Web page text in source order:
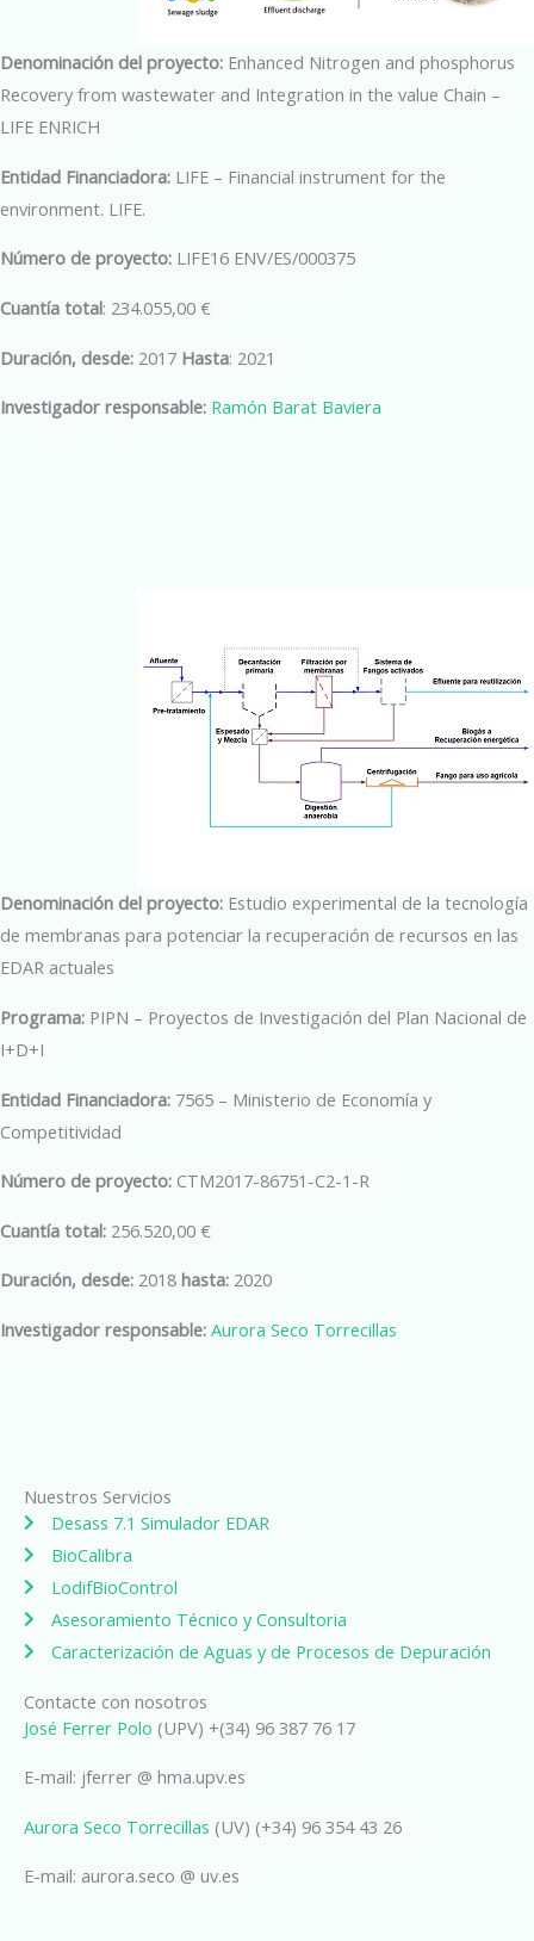
Denominación del proyecto: Enhanced Nitrogen and phosphorus
Recovery from wastewater and Integration in the value Chain –
LIFE ENRICH
Entidad Financiadora: LIFE – Financial instrument for the
environment. LIFE.
Número de proyecto: LIFE16 ENV/ES/000375
Cuantía total: 234.055,00 €
Duración, desde: 2017 Hasta: 2021
Investigador responsable: Ramón Barat Baviera
Denominación del proyecto: Estudio experimental de la tecnología
de membranas para potenciar la recuperación de recursos en las
EDAR actuales
Programa: PIPN – Proyectos de Investigación del Plan Nacional de
I+D+I
Entidad Financiadora: 7565 – Ministerio de Economía y
Competitividad
Número de proyecto: CTM2017-86751-C2-1-R
Cuantía total: 256.520,00 €
Duración, desde: 2018 hasta: 2020
Investigador responsable: Aurora Seco Torrecillas
Nuestros Servicios
Desass 7.1 Simulador EDAR
BioCalibra
LodifBioControl
Asesoramiento Técnico y Consultoria
Caracterización de Aguas y de Procesos de Depuración
Contacte con nosotros
José Ferrer Polo (UPV) +(34) 96 387 76 17
E-mail: jferrer @ hma.upv.es
Aurora Seco Torrecillas (UV) (+34) 96 354 43 26
E-mail: aurora.seco @ uv.es